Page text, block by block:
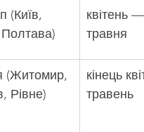
(Київ,
Полтава)
квітень
травня
(Житомир,
Рівне)
кінець
травень